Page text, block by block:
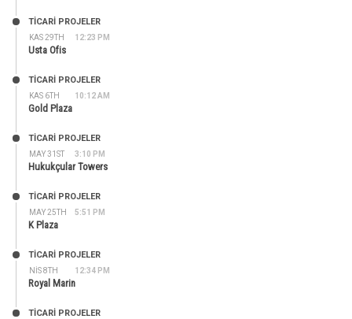
KAS 29TH 12:23 PM
TİCARİ PROJELER
Usta Ofis
KAS 6TH 10:12 AM
TİCARİ PROJELER
Gold Plaza
MAY 31ST 3:10 PM
TİCARİ PROJELER
Hukukçular Towers
MAY 25TH 5:51 PM
TİCARİ PROJELER
K Plaza
NIS 8TH 12:34 PM
TİCARİ PROJELER
Royal Marin
TİCARİ PROJELER